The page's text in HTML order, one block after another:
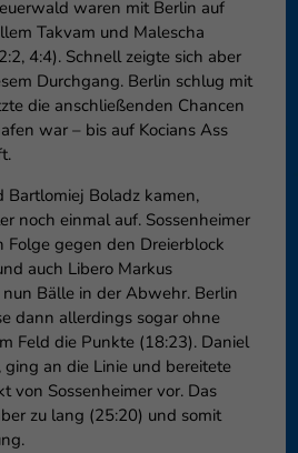
waren mit Berlin auf
Takvam und Malescha
4:4). Schnell zeigte sich aber
Durchgang. Berlin schlug mit
die anschließenden Chancen
war – bis auf Kocians Ass
Bartlomiej Boladz kamen,
noch einmal auf. Sossenheimer
Folge gegen den Dreierblock
auch Libero Markus
Bälle in der Abwehr. Berlin
dann allerdings sogar ohne
Feld die Punkte (18:23). Daniel
ging an die Linie und bereitete
von Sossenheimer vor. Das
zu lang (25:20) und somit